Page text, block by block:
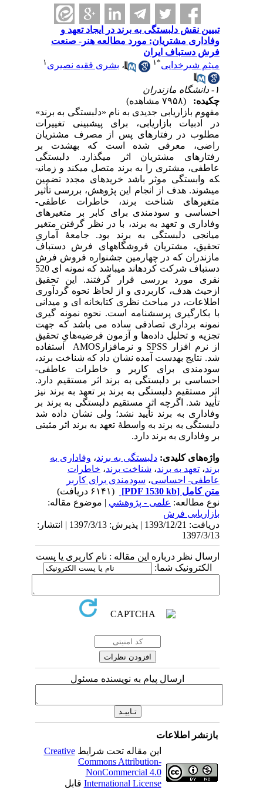
تبیین نقش دلبستگی به برند در ایجاد تعهد و
وفاداری مشتریان: مورد مطالعه هنر- صنعت
فرش دستباف ایران
میثم شیرخدایی
۱ ،بشری فقیه نصیری۱
چکیده:
مفهوم بازاریابی جدیدی به نام «دلبستگی به برند»
در ادبیات بازاریابی، برای پیش­بینی تغییرات
مطلوب در رفتارهای پس از مصرف مشتریان
راضی، معرفی شده است که به­شدت بر
رفتارهای مشتریان اثر می­گذارد. دلبستگی
عاطفی، مشتری را به برند متصل می­کند و زمانی­
که وابستگی موثر باشد خریدهای مجدد تضمین
می­شوند. هدف از انجام این پژوهش، بررسی تأثیر
متغیرهای شناخت برند، خاطرات عاطفی-
احساسی و سودمندی برای کابر بر متغیرهای
وفاداری و تعهد به برند، با در نظر گرفتن متغیر
میانجی دلبستگی به برند بود. جامعۀ آماریِ
تحقیق، مشتریان فروشگاه­های فرش دستباف
مازندران که در چهارمین جشنواره فروش فرش
دستباف شرکت کرده­اند می­باشد که نمونه ای 520
نفری مورد بررسی قرار گرفتند. این تحقیق
ازحیث هدف، کاربردی و از لحاظ نحوه گردآوری
اطلاعات، در مباحث نظری کتابخانه ای و میدانی
با بکارگیری پرسشنامه است. نحوه نمونه گیری
نمونه­ برداری تصادفی ساده می باشد که جهت
تجزیه و تحلیل داده‌ها و آزمون فرضیه‌هایِ تحقیق
از نرم افزار SPSSو نرم‏افزار AMOSاستفاده
شد. نتایج به­دست آمده نشان داد که شناخت برند،
سودمندی برای کاربر و خاطرات عاطفی-
احساسی بر دلبستگی به برند اثر مستقیم دارد.
اثر مستقیم دلبستگی به برند بر تعهد به برند نیز
تأیید شد. اگرچه اثرِ مستقیم دلبستگی به برند بر
وفاداری به برند تأیید نشد؛ ولی نشان داده شد
دلبستگی به برند به واسطۀ تعهد به برند اثر مثبتی
بر وفاداری به برند دارد.
واژه‌های کلیدی:دلبستگی به برند ،وفاداری به
برند ،تعهد به برند ،شناخت برند ،خاطرات
عاطفی- احساسی،سودمندی برای کاربر
متن کامل[PDF 1530 kb]
نوع مطالعه:علمی - پژوهشي| موضوع مقاله:
بازاریابی فرش
دریافت: 1393/12/21 | پذیرش: 1397/3/13 | انتشار:
1397/3/13
ارسال نظر درباره این مقاله : نام کاربری یا پست
الکترونیک شما:
ارسال پیام به نویسنده مسئول
بازنشر اطلاعات
این مقاله تحت شرایطCreative
Commons Attribution-
NonCommercial 4.0
International Licenseقابل